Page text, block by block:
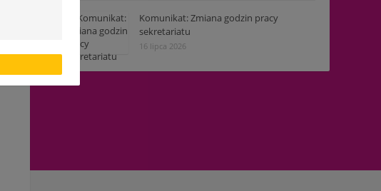
Komunikat: Zmiana godzin pracy
sekretariatu
16 lipca 2026